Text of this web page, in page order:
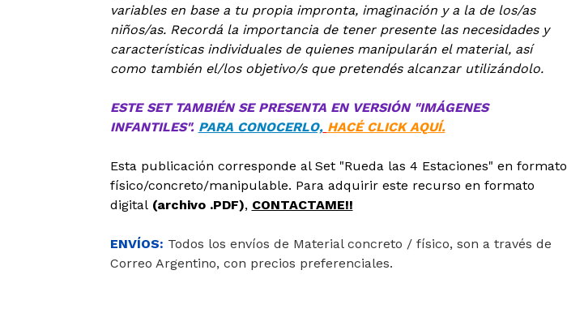
variables en base a tu propia impronta, imaginación y a la de los/as
niños/as. Recordá la importancia de tener presente las necesidades y
características individuales de quienes manipularán el material, así
como también el/los objetivo/s que pretendés alcanzar utilizándolo.
ESTE SET TAMBIÉN SE PRESENTA EN VERSIÓN "IMÁGENES
INFANTILES". PARA CONOCERLO, HACÉ CLICK AQUÍ.
Esta publicación corresponde al Set "Rueda las 4 Estaciones" en formato
físico/concreto/manipulable. Para adquirir este recurso en formato
digital (archivo .PDF), CONTACTAME!!
ENVÍOS: Todos los envíos de Material concreto / físico, son a través de
Correo Argentino, con precios preferenciales.